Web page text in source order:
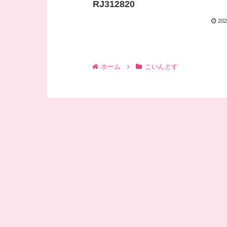
RJ312820
ホーム こいんとす